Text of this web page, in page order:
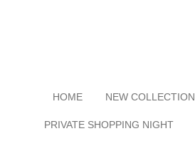
HOME NEW COLLECTION
PRIVATE SHOPPING NIGHT